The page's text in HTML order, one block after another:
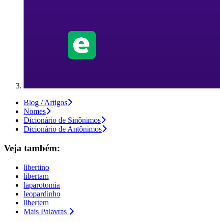
Blog / Artigos
Nomes
Dicionário de Sinônimos
Dicionário de Antônimos
Veja também:
libertino
libertam
laparotomia
leopardinho
libertem
Mais Palavras